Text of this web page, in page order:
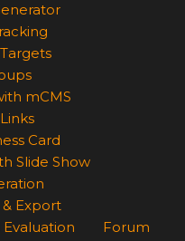
mCMS
Card
Slide Show
Export
Forum